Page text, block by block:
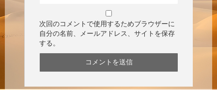
次回のコメントで使用するためブラウザーに
自分の名前、メールアドレス、サイトを保存
する。